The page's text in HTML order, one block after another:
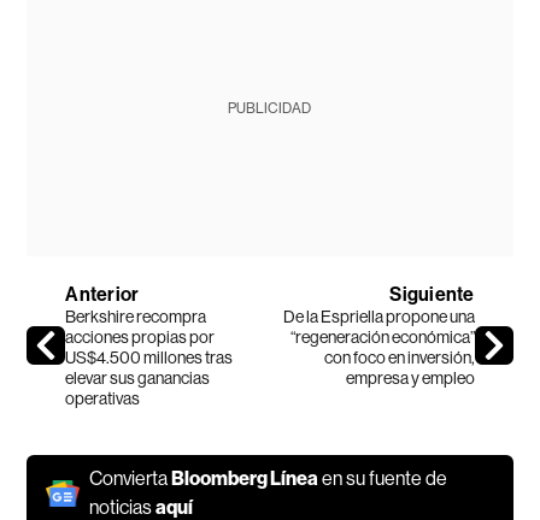
PUBLICIDAD
Anterior
Berkshire recompra
acciones propias por
US$4.500 millones tras
elevar sus ganancias
operativas
Siguiente
De la Espriella propone una
“regeneración económica”
con foco en inversión,
empresa y empleo
ConviertaBloomberg Líneaen su fuente de
noticiasaquí